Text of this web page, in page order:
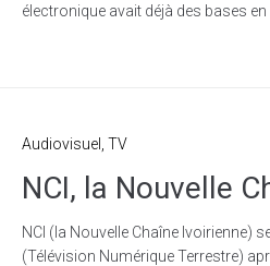
électronique avait déjà des bases en
Audiovisuel TV
NCI, la Nouvelle
NCI (la Nouvelle Chaîne Ivoirienne)
(Télévision Numérique Terrestre)